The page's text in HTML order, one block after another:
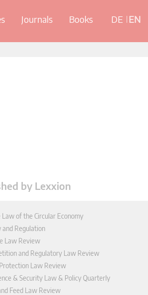
Journals Books DE EN
by Lexxion
of the Circular Economy
and Regulation
Law Review
and Regulatory Law Review
Law Review
& Security Law & Policy Quarterly
Feed Law Review